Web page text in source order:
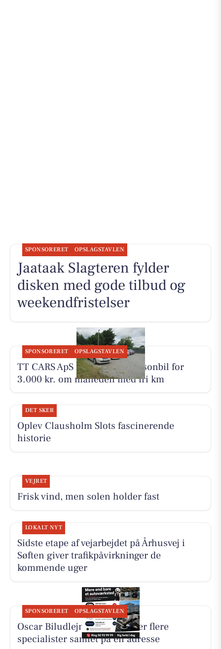
SPONSORERET OPSLAGSTAVLEN
Jaataak Slagteren fylder
disken med gode tilbud og
weekendfristelser
SPONSORERET OPSLAGSTAVLEN
TT CARS ApS udlejer lille personbil for
3.000 kr. om måneden med fri km
DET SKER
Oplev Clausholm Slots fascinerende
historie
VEJRET
Frisk vind, men solen holder fast
LOKALT NYT
Sidste etape af vejarbejdet på Århusvej i
Søften giver trafikpåvirkninger de
kommende uger
SPONSORERET OPSLAGSTAVLEN
Oscar Biludlejning fremhæver flere
specialister samlet på én adresse